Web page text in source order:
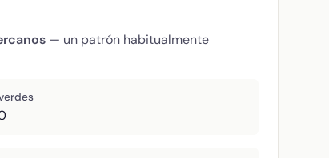
— un patrón habitualmente